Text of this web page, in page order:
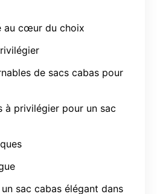
au cœur du choix
de sacs cabas pour
à privilégier pour un sac
sac cabas élégant dans